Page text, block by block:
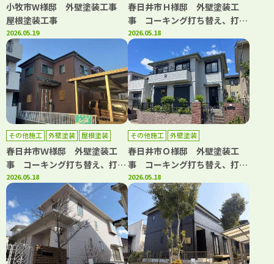
小牧市W様邸 外壁塗装工事
屋根塗装工事
2026.05.19
春日井市Ｈ様邸 外壁塗装工
事 コーキング打ち替え、打ち
増し工事 屋根重ね葺き工事
雨樋交換工事
2026.05.18
その他施工 外壁塗装 屋根塗装
春日井市Ｗ様邸 外壁塗装工
事 コーキング打ち替え、打ち
増し工事 屋根塗装工事 ベラ
ンダトップコート工事 その他
工事
2026.05.18
その他施工 外壁塗装
春日井市Ｏ様邸 外壁塗装工
事 コーキング打ち替え、打ち
増し工事 ガスケット工事 ベ
ランダトップコート工事
2026.05.18